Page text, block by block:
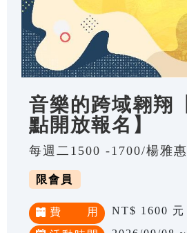
音樂的跨域翱翔
點開放報名】
每週二1500 -1700/楊雅
限會員
費 用 NT$ 1600 元